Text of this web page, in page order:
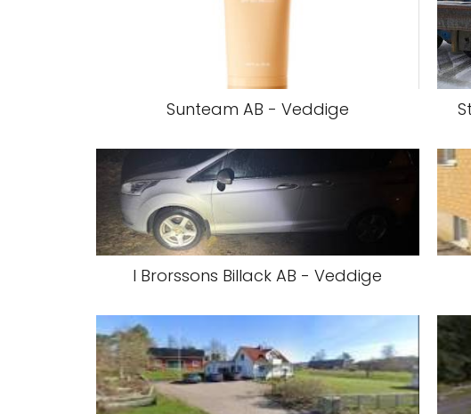
Sunteam AB - Veddige
I Brorssons Billack AB - Veddige